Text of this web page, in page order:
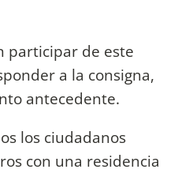
participar de este
a la consigna,
antecedente.
los ciudadanos
con una residencia